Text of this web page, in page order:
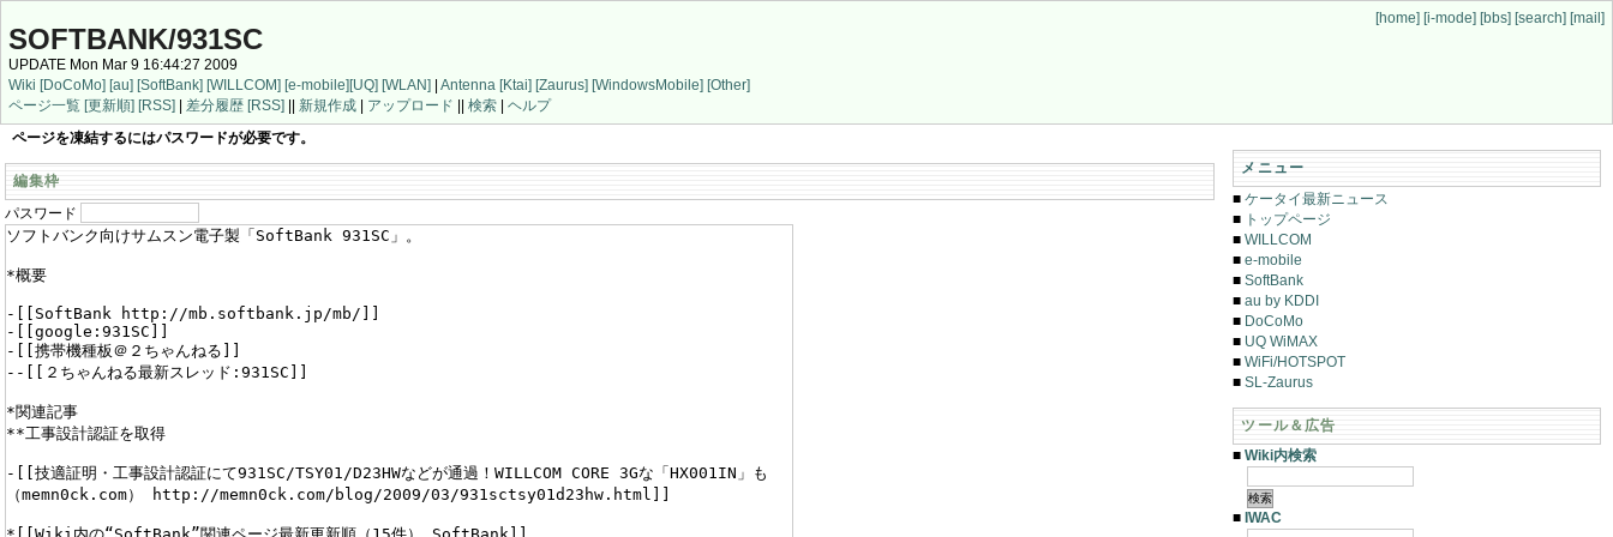
[home] [i-mode] [bbs] [search] [mail]
SOFTBANK/931SC
UPDATE Mon Mar 9 16:44:27 2009
Wiki [DoCoMo] [au] [SoftBank] [WILLCOM] [e-mobile][UQ] [WLAN] | Antenna [Ktai] [Zaurus] [WindowsMobile] [Other]
ページ一覧 [更新順] [RSS] | 差分履歴 [RSS] || 新規作成 | アップロード || 検索 | ヘルプ
ページを凍結するにはパスワードが必要です。
編集枠
パスワード
メニュー
■ケータイ最新ニュース
■ トップページ
■WILLCOM
■e-mobile
■SoftBank
■au by KDDI
■ DoCoMo
■ UQ WiMAX
■WiFi/HOTSPOT
■SL-Zaurus
ツール＆広告
■Wiki内検索
■IWAC